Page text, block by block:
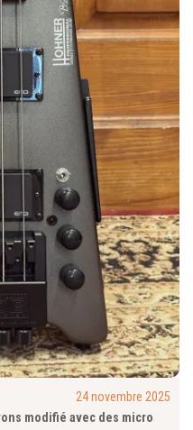
24 novembre 2025
modifié avec des micro